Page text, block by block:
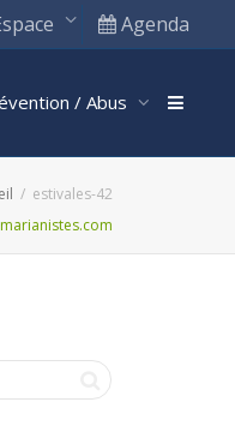
Agenda
/ Abus
estivales-42